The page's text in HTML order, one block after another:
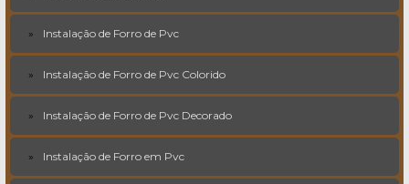
Instalação de Forro de Pvc
Instalação de Forro de Pvc Colorido
Instalação de Forro de Pvc Decorado
Instalação de Forro em Pvc